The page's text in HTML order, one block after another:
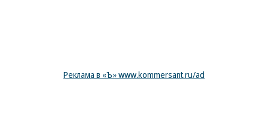
Реклама в «Ъ» www.kommersant.ru/ad